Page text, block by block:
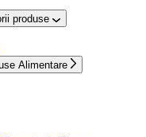
produse
Alimentare